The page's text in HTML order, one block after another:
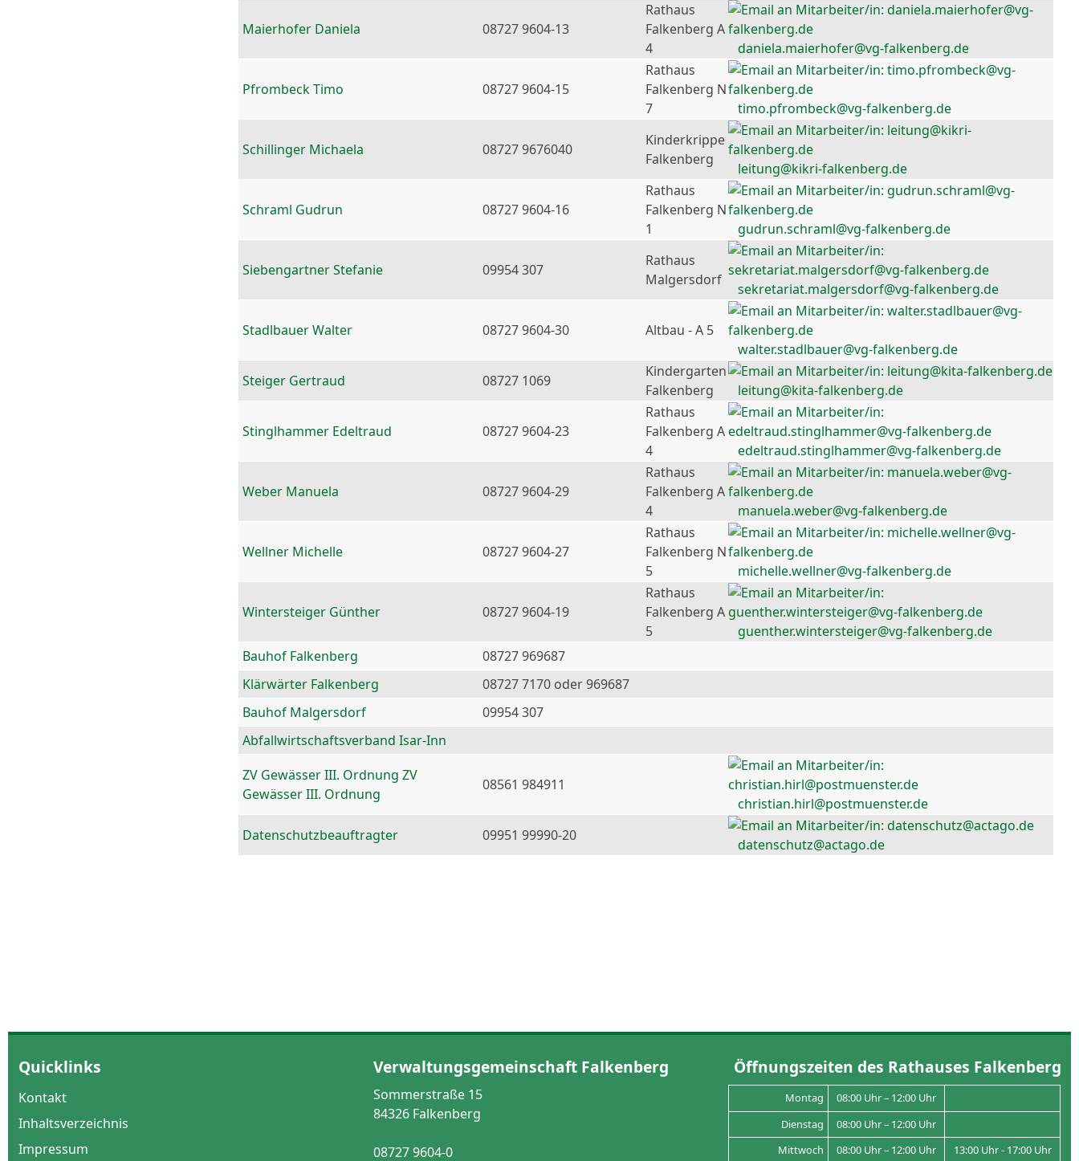
Maierhofer Daniela 08727 9604-13
Rathaus
Falkenberg A
4
daniela.maierhofer@vg-falkenberg.de
Pfrombeck Timo 08727 9604-15
Rathaus
Falkenberg N
7
timo.pfrombeck@vg-falkenberg.de
Schillinger Michaela 08727 9676040
Kinderkrippe
Falkenberg
leitung@kikri-falkenberg.de
Schraml Gudrun 08727 9604-16
Rathaus
Falkenberg N
1
gudrun.schraml@vg-falkenberg.de
Siebengartner Stefanie 09954 307
Rathaus
Malgersdorf
sekretariat.malgersdorf@vg-falkenberg.de
Stadlbauer Walter 08727 9604-30
Altbau - A 5
walter.stadlbauer@vg-falkenberg.de
Steiger Gertraud
08727 1069
Kindergarten
Falkenberg
leitung@kita-falkenberg.de
Stinglhammer Edeltraud 08727 9604-23
Rathaus
Falkenberg A
4
edeltraud.stinglhammer@vg-falkenberg.de
Weber Manuela 08727 9604-29
Rathaus
Falkenberg A
4
manuela.weber@vg-falkenberg.de
Wellner Michelle 08727 9604-27
Rathaus
Falkenberg N
5
michelle.wellner@vg-falkenberg.de
Wintersteiger Günther 08727 9604-19
Rathaus
Falkenberg A
5
guenther.wintersteiger@vg-falkenberg.de
Bauhof Falkenberg
08727 969687
Klärwärter Falkenberg
08727 7170 oder 969687
Bauhof Malgersdorf
09954 307
Abfallwirtschaftsverband Isar-Inn
ZV Gewässer III. Ordnung ZV
Gewässer III. Ordnung
08561 984911
christian.hirl@postmuenster.de
Datenschutzbeauftragter
09951 99990-20
datenschutz@actago.de
Quicklinks
Kontakt
Inhaltsverzeichnis
Impressum
Verwaltungsgemeinschaft Falkenberg
Sommerstraße 15
84326 Falkenberg
08727 9604-0
Öffnungszeiten des Rathauses Falkenberg
Montag
08:00 Uhr – 12:00 Uhr
Dienstag
08:00 Uhr – 12:00 Uhr
Mittwoch
08:00 Uhr – 12:00 Uhr 13:00 Uhr - 17:00 Uhr